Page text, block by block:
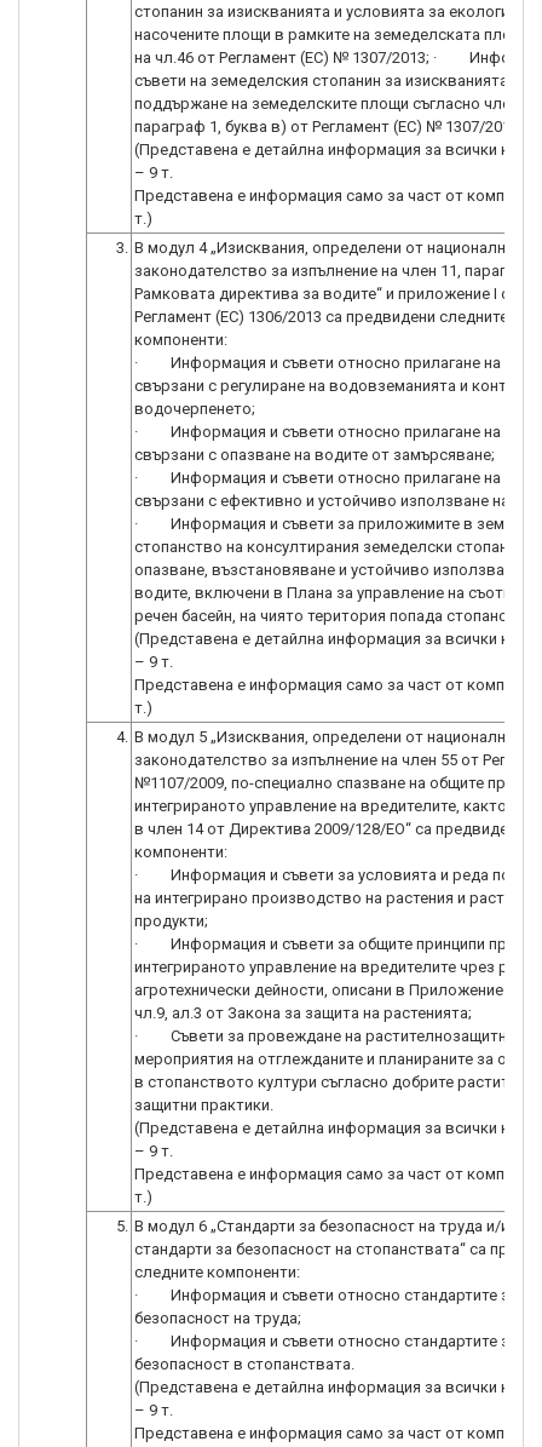
стопанин за изискванията и условията за екологично
насочените площи в рамките на земеделската площ,
на чл.46 от Регламент (ЕС) № 1307/2013; ·
съвети на земеделския стопанин за изискванията за
поддържане на земеделските площи съгласно член 4,
параграф 1, буква в) от Регламент (ЕС) № 1307/2013 г.
(Представена е детайлна информация за всички
– 9 т.
Представена е информация само за част от
т.)
3. В модул 4 „Изисквания, определени от националното
законодателство за изпълнение на член 11, параграф
Рамковата директива за водите“ и приложение I от
Регламент (ЕС) 1306/2013 са предвидени следните
компоненти:
· Информация и съвети относно прилагане на
свързани с регулиране на водовземанията и контрол
водочерпенето;
· Информация и съвети относно прилагане на
свързани с опазване на водите от замърсяване;
· Информация и съвети относно прилагане на
свързани с ефективно и устойчиво използване на
· Информация и съвети за приложимите в
стопанство на консултирания земеделски стопанин
опазване, възстановяване и устойчиво използване на
водите, включени в Плана за управление на
речен басейн, на чиято територия попада
(Представена е детайлна информация за всички
– 9 т.
Представена е информация само за част от
т.)
4. В модул 5 „Изисквания, определени от националното
законодателство за изпълнение на член 55 от
№1107/2009, по-специално спазване на общите
интегрираното управление на вредителите, както е
в член 14 от Директива 2009/128/ЕО“ са предвидени
компоненти:
· Информация и съвети за условията и реда по
на интегрирано производство на растения и
продукти;
· Информация и съвети за общите принципи при
интегрираното управление на вредителите чрез
агротехнически дейности, описани в Приложение № 1
чл.9, ал.3 от Закона за защита на растенията;
· Съвети за провеждане на растителнозащитни
мероприятия на отглежданите и планираните за
в стопанството култури съгласно добрите
защитни практики.
(Представена е детайлна информация за всички
– 9 т.
Представена е информация само за част от
т.)
5. В модул 6 „Стандарти за безопасност на труда и/или
стандарти за безопасност на стопанствата“ са
следните компоненти:
· Информация и съвети относно стандартите за
безопасност на труда;
· Информация и съвети относно стандартите за
безопасност в стопанствата.
(Представена е детайлна информация за всички
– 9 т.
Представена е информация само за част от